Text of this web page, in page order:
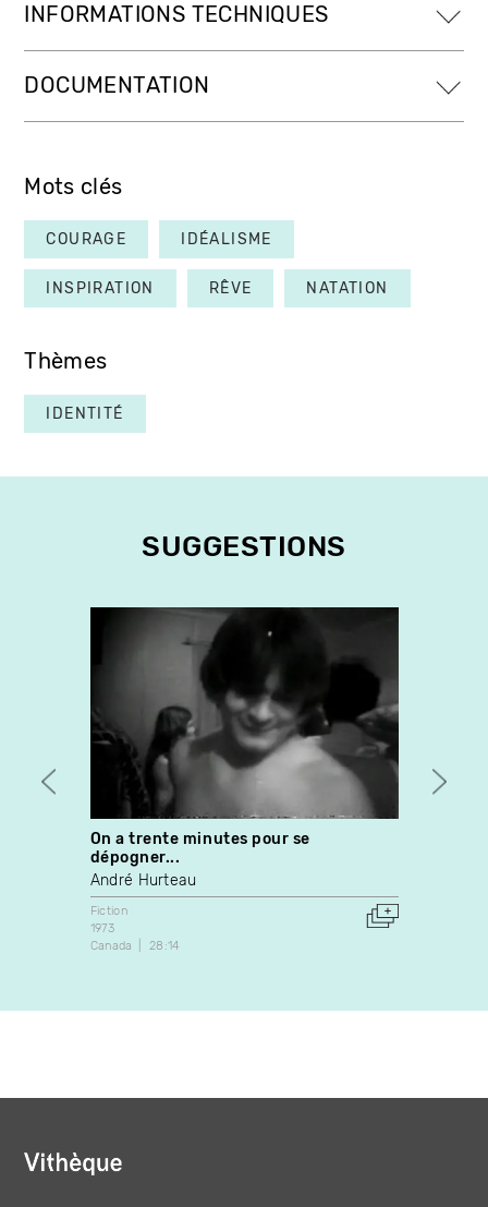
INFORMATIONS TECHNIQUES
DOCUMENTATION
Mots clés
COURAGE IDÉALISME
INSPIRATION RÊVE NATATION
Thèmes
IDENTITÉ
SUGGESTIONS
On a trente minutes pour se
dépogner...
André Hurteau
Fiction
1973
Canada
28:14